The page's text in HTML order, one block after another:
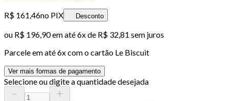
R$ 161,46no PIX Desconto
ou R$ 196,90em até6x de R$ 32,81 sem juros
Parcele em até6x com o cartão Le Biscuit
Ver mais formas de pagamento
Selecione ou digite a quantidade desejada